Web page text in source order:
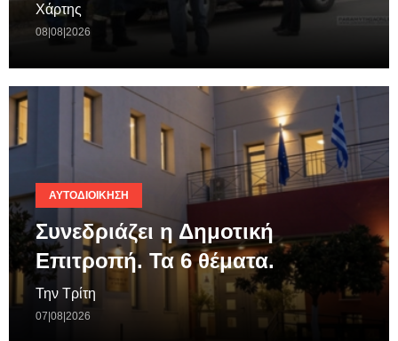
Χάρτης
08|08|2026
ΑΥΤΟΔΙΟΊΚΗΣΗ
Συνεδριάζει η Δημοτική
Επιτροπή. Τα 6 θέματα.
Την Τρίτη
07|08|2026